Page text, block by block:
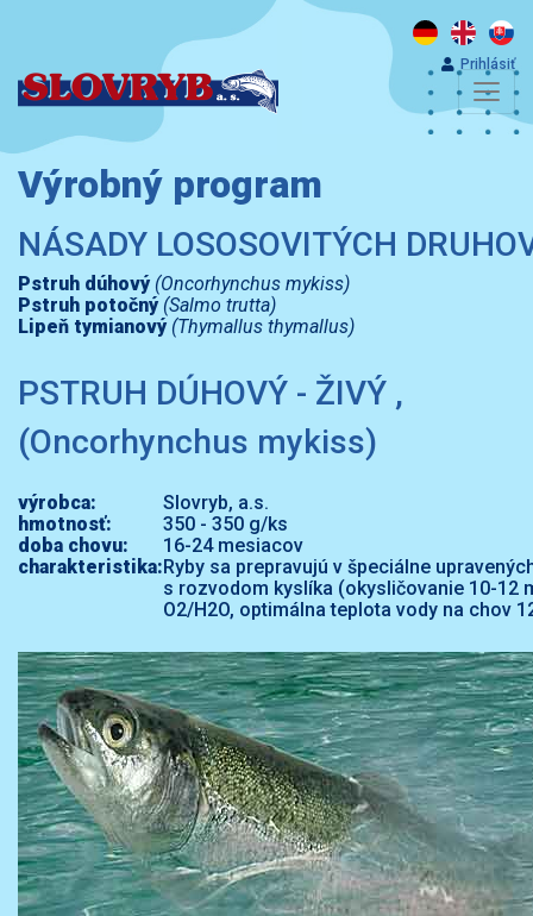
Prihlásiť
Výrobný program
NÁSADY LOSOSOVITÝCH
Pstruh dúhový (Oncorhynchus mykiss)
Pstruh potočný (Salmo trutta)
Lipeň tymianový (Thymallus thymallus)
PSTRUH DÚHOVÝ - ŽIVÝ ,
(Oncorhynchus mykiss)
výrobca:
Slovryb, a.s.
hmotnosť:
350 - 350 g/ks
doba chovu:
16-24 mesiacov
charakteristika:Ryby sa prepravujú v špeciálne
s rozvodom kyslíka (okysličovanie 10-12
O2/H2O, optimálna teplota vody na chov